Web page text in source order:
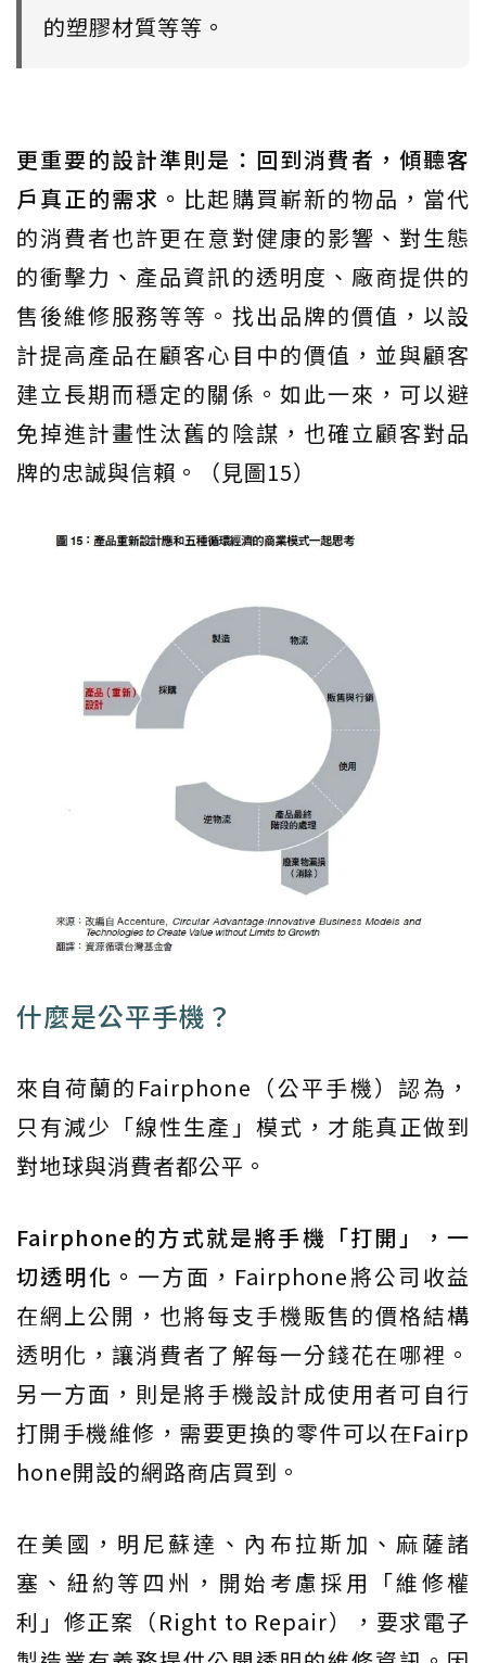
的塑膠材質等等。
更重要的設計準則是：回到消費者，傾聽客
戶真正的需求。 比起購買嶄新的物品，當代
的消費者也許更在意對健康的影響、對生態
的衝擊力、產品資訊的透明度、廠商提供的
售後維修服務等等。找出品牌的價值，以設
計提高產品在顧客心目中的價值，並與顧客
建立長期而穩定的關係。如此一來，可以避
免掉進計畫性汰舊的陰謀，也確立顧客對品
牌的忠誠與信賴。（見圖15）
什麼是公平手機？
來自荷蘭的Fairphone（公平手機）認為，
只有減少「線性生產」模式，才能真正做到
對地球與消費者都公平。
Fairphone的方式就是將手機「打開」，一
切透明化。 一方面，Fairphone將公司收益
在網上公開，也將每支手機販售的價格結構
透明化，讓消費者了解每一分錢花在哪裡。
另一方面，則是將手機設計成使用者可自行
打開手機維修，需要更換的零件可以在Fairp
hone開設的網路商店買到。
在美國，明尼蘇達、內布拉斯加、麻薩諸
塞、紐約等四州，開始考慮採用「維修權
利」修正案（Right to Repair），要求電子